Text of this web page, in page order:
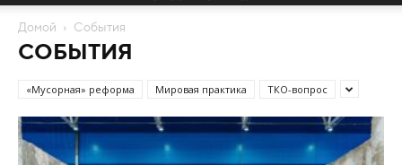
Домой События
СОБЫТИЯ
«Мусорная» реформа Мировая практика ТКО-вопрос